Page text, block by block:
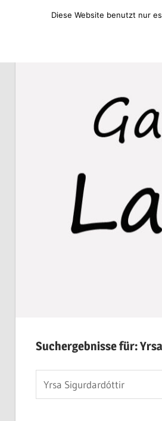
Suchergebnisse für:
Diese Website benutzt nur